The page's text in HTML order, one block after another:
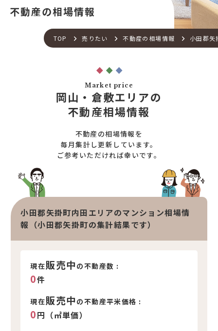
新築建売購入サポート
不動産流通の仕組み
住宅ローンサポート
住宅売却サポート
不動産売却サポート
査定依頼
不動産の相場情報
不動産を探す
物件検索
店舗紹介
スタッフ紹介
お知らせ一覧
不動産コラム
オンライン相談サービス
TOP 売りたい 不動産の相場情報 小田郡矢
不動産の相場情報
Market price
岡山・倉敷エリアの
不動産相場情報
不動産の相場情報を
毎月集計し更新しています。
ご参考いただければ幸いです。
小田郡矢掛町内田エリアのマンション相場情
報（小田郡矢掛町の集計結果です）
現在販売中 の不動産数 :
0件
現在販売中 の不動産平米価格 :
0円（㎡単価）